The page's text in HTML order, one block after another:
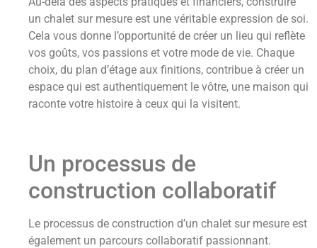
un chalet sur mesure est une véritable expression de soi.
Cela vous donne l’opportunité de créer un lieu qui reflète
vos goûts, vos passions et votre mode de vie. Chaque
choix, du plan d’étage aux finitions, contribue à créer un
espace qui est authentiquement le vôtre, une maison qui
raconte votre histoire à ceux qui la visitent.
Un processus de
construction collaboratif
Le processus de construction d’un chalet sur mesure est
également un parcours collaboratif passionnant.